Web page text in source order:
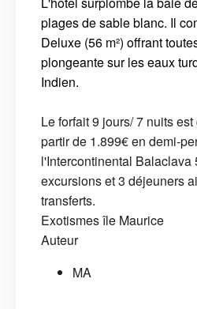
plages de sable blanc. Il
Deluxe (56 m²) offrant
plongeante sur les eaux
Indien.
Le forfait 9 jours/ 7 nuits
partir de 1.899€ en demi-
l'Intercontinental Balaclava
excursions et 3 déjeuners
transferts.
Exotismesîle Maurice
Auteur
MA